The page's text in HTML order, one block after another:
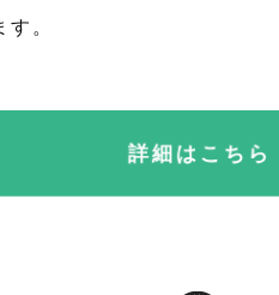
。
詳細はこちら